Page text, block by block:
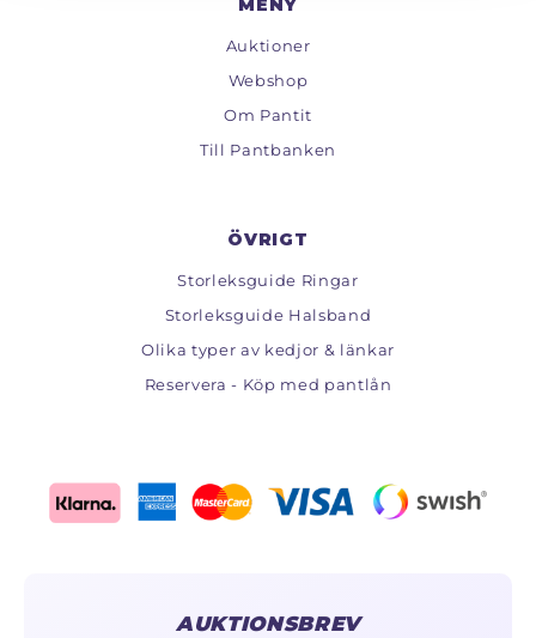
Auktioner
Webshop
Om Pantit
Till Pantbanken
ÖVRIGT
Storleksguide Ringar
Storleksguide Halsband
Olika typer av kedjor & länkar
Reservera - Köp med pantlån
AUKTIONSBREV